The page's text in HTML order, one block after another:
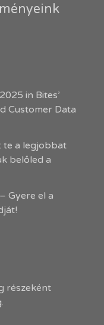
in Bites’
Customer Data
te a legjobbat
belőled a
Gyere el a
részeként